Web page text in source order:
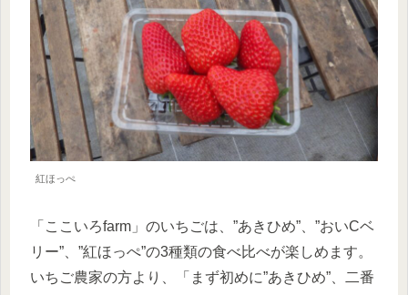
紅ほっぺ
「ここいろfarm」のいちごは、”あきひめ”、”おいCベ
リー”、”紅ほっぺ”の3種類の食べ比べが楽しめます。
いちご農家の方より、「まず初めに”あきひめ”、二番